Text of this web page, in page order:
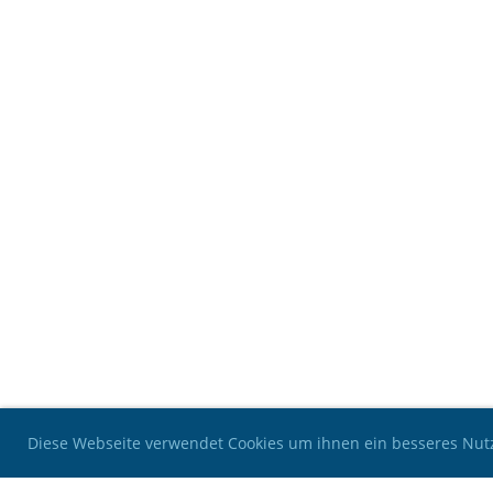
Diese Webseite verwendet Cookies um ihnen ein besseres